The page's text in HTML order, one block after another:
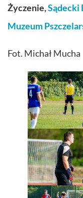
Życzenie,Sądecki
Muzeum
Fot. Michał Mucha